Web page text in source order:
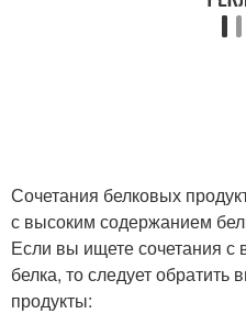
Сочетания белковых
с высоким содержанием
Если вы ищете сочетания
белка, то следует
продукты: